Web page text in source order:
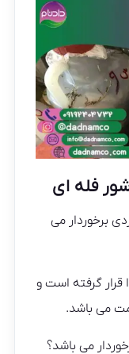
برخوردار می
قرار گرفته است و
می باشد.
می باشد؟